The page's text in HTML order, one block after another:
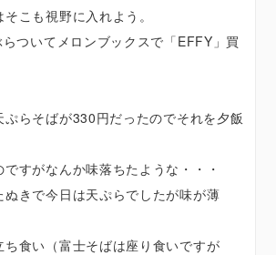
こも視野に入れよう。
ついてメロンブックスで「EFFY」買
ぷらそばが330円だったのでそれを夕飯
すがなんか味落ちたような・・・
ぬきで今日は天ぷらでしたが味が薄
食い（富士そばは座り食いですが